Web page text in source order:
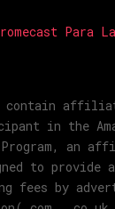
Para
contain
in the
Program, an
to provide
fees by